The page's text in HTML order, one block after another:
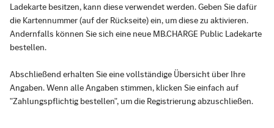
Ladekarte besitzen, kann diese verwendet werden. Geben Sie dafür
die Kartennummer (auf der Rückseite) ein, um diese zu aktivieren.
Andernfalls können Sie sich eine neue MB.CHARGE Public Ladekarte
bestellen.
Abschließend erhalten Sie eine vollständige Übersicht über Ihre
Angaben. Wenn alle Angaben stimmen, klicken Sie einfach auf
"Zahlungspflichtig bestellen", um die Registrierung abzuschließen.